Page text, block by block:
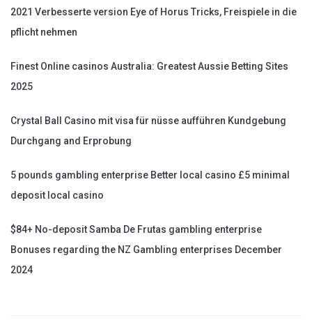
2021 Verbesserte version Eye of Horus Tricks, Freispiele in die
pflicht nehmen
Finest Online casinos Australia: Greatest Aussie Betting Sites
2025
Crystal Ball Casino mit visa für nüsse aufführen Kundgebung
Durchgang and Erprobung
5 pounds gambling enterprise Better local casino £5 minimal
deposit local casino
$84+ No-deposit Samba De Frutas gambling enterprise
Bonuses regarding the NZ Gambling enterprises December
2024